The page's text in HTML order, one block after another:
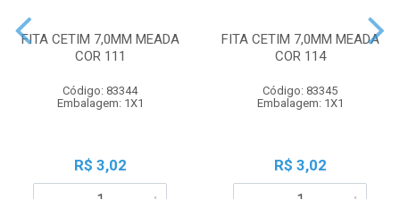
FITA CETIM 7,0MM MEADA
COR 111
Código: 83344
Embalagem: 1X1
R$ 3,02
FITA CETIM 7,0MM MEADA
COR 114
Código: 83345
Embalagem: 1X1
R$ 3,02